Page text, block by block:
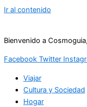
Ir al contenido
Bienvenido a
Facebook Twitter
Viajar
Cultura y Sociedad
Hogar